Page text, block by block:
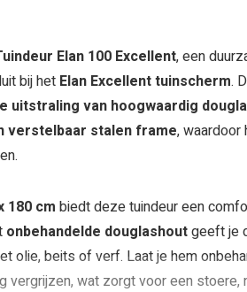
Elan 100 Excellent, een
bij het Elan Excellent tuinscherm.
uitstraling van hoogwaardig
verstelbaar stalen frame, waardoor
180 cm biedt deze tuindeur een
onbehandelde douglashoutgeeft je
olie, beits of verf. Laat je hem
vergrijzen, wat zorgt voor een stoere,